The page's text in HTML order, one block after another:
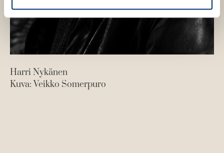
Harri Nykänen
Kuva: Veikko Somerpuro